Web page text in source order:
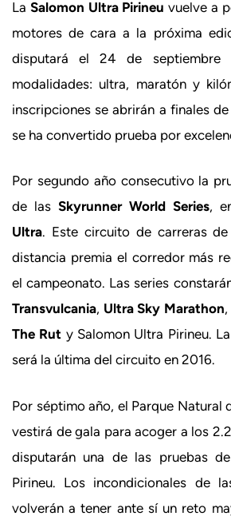
La Salomon Ultra Pirineu vuelve a
motores de cara a la próxima
disputará el 24 de
modalidades: ultra, maratón y
inscripciones se abrirán a finales
se ha convertido prueba por
Por segundo año consecutivo la
de las Skyrunner World Series,
Ultra. Este circuito de carreras
distancia premia el corredor más
el campeonato. Las series
Transvulcania, Ultra Sky Marathon,
The Rut y Salomon Ultra Pirineu.
será la última del circuito en 2016.
Por séptimo año, el Parque Natural
vestirá de gala para acoger a los
disputarán una de las pruebas
Pirineu. Los incondicionales de
volverán a tener ante sí un reto